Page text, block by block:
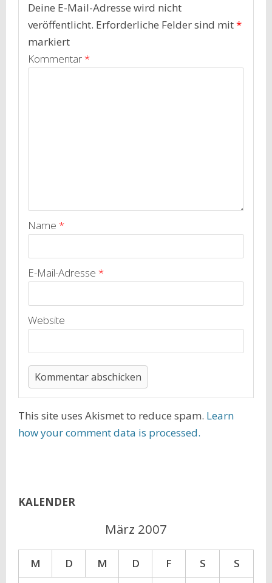
Deine E-Mail-Adresse wird nicht
veröffentlicht. Erforderliche Felder sind mit*
markiert
Kommentar*
Name *
E-Mail-Adresse *
Website
This site uses Akismet to reduce spam. Learn
how your comment data is processed.
KALENDER
März 2007
M D M D F S
S